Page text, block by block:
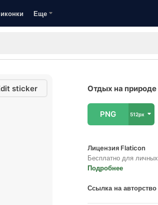
Еще
sticker Отдых на природе
PNG 512px
Лицензия Flaticon
Бесплатно для
Подробнее
Ссылка на авторство